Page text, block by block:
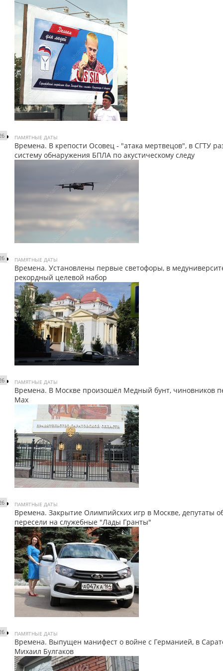
ПАМЯТНЫЕ ДАТЫ
Времена. В крепости Осовец - "атака мертвецов", в СГТУ
систему обнаружения БПЛА по акустическому следу
ПАМЯТНЫЕ ДАТЫ
Времена. Установлены первые светофоры, в
рекордный целевой набор
ПАМЯТНЫЕ ДАТЫ
Времена. В Москве произошёл Медный бунт, чиновников
Мах
ПАМЯТНЫЕ ДАТЫ
Времена. Закрытие Олимпийских игр в Москве, депутаты
пересели на служебные "Лады Гранты"
ПАМЯТНЫЕ ДАТЫ
Времена. Выпущен манифест о войне с Германией, в
Михаил Булгаков